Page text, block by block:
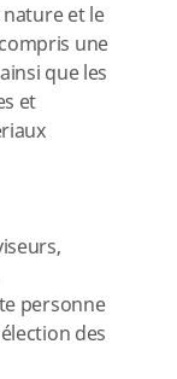
et le
une
que les
et
personne
des